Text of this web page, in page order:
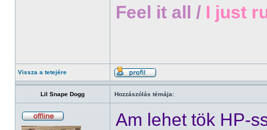
Feel it all / I just
Vissza a tetejére
Lil Snape Dogg Hozzászólás témája:
Am lehet tök HP-